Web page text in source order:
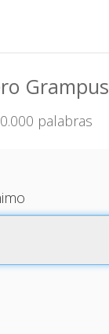
Grampus
palabras